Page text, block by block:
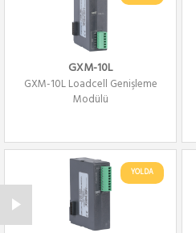
GXM-10L
GXM-10L Loadcell Genişleme
Modülü
YOLDA